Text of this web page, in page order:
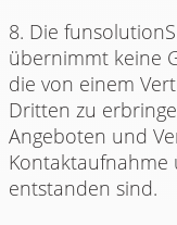
8. Die
übernimmt keine
die von einem
Dritten zu
Angeboten und
entstanden sind.